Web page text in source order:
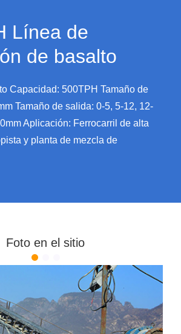
Línea de
de basalto
Capacidad: 500TPH Tamaño de
Tamaño de salida: 0-5, 5-12, 12-
Aplicación: Ferrocarril de alta
y planta de mezcla de
Foto en el sitio